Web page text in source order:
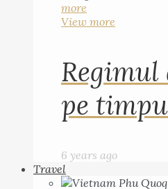
more
View more
pe
6 years ago
Travel